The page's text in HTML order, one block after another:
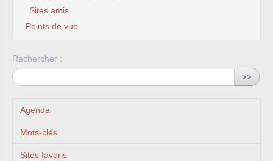
Sites amis
Points de vue
Rechercher :
>>
Agenda
Mots-clés
Sites favoris